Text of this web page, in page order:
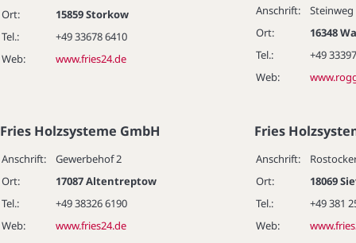
Ort:
15859 Storkow
Tel.:
+49 33678 6410
Web:
www.fries24.de
Anschrift:
Steinweg
Ort:
16348
Tel.:
+49
Web:
Fries Holzsysteme GmbH
Anschrift:
Gewerbehof 2
Ort:
17087 Altentreptow
Tel.:
+49 38326 6190
Web:
www.fries24.de
Fries
Anschrift:
Ort:
18069
Tel.:
+49 381
Web: